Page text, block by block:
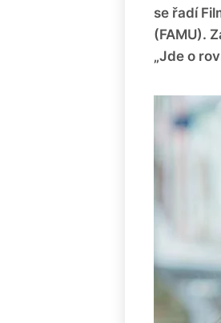
se řadí
(FAMU).
„Jde o